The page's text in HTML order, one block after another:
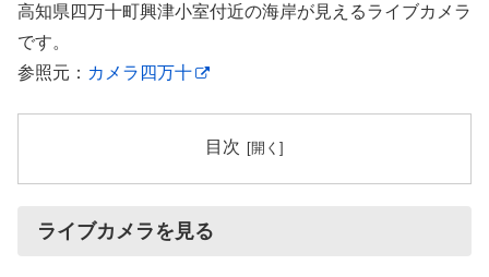
高知県四万十町興津小室付近の海岸が見えるライブカメラ
です。
参照元： カメラ四万十
目次
ライブカメラを見る